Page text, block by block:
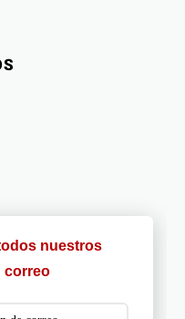
nuestros
correo